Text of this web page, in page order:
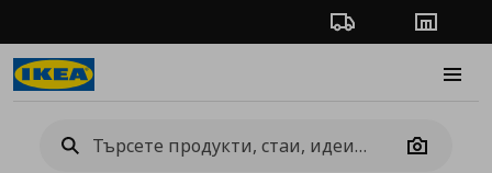
Проследяване на
Camera